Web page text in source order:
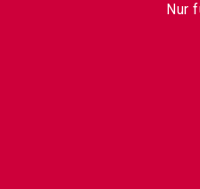
Nur